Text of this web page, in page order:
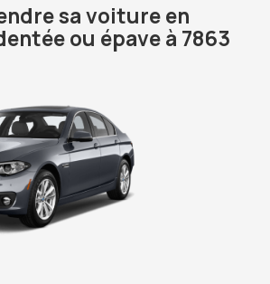
sa voiture en
ou épave à 7863